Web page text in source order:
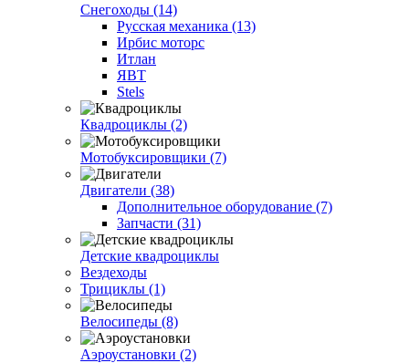
Снегоходы (14)
Русская механика (13)
Ирбис моторс
Итлан
ЯВТ
Stels
Квадроциклы (2)
Мотобуксировщики (7)
Двигатели (38)
Дополнительное оборудование (7)
Запчасти (31)
Детские квадроциклы
Вездеходы
Трициклы (1)
Велосипеды (8)
Аэроустановки (2)